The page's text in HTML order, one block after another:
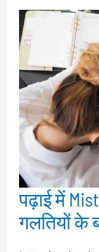
पढ़ाई में
गलतियों के